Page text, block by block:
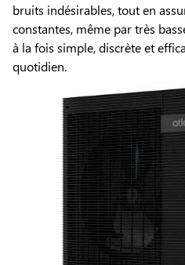
bruits indésirables, tout en
constantes, même par très
à la fois simple, discrète et
quotidien.